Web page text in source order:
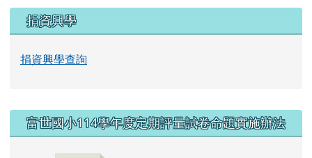
捐資興學
捐資興學查詢
右邊區域內容
富世國小114學年度定期評量試卷命題實施辦法